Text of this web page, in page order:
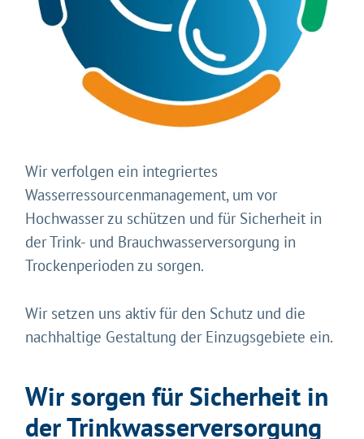
Wir verfolgen ein integriertes
Wasserressourcenmanagement, um vor
Hochwasser zu schützen und für Sicherheit in
der Trink- und Brauchwasserversorgung in
Trockenperioden zu sorgen.
Wir setzen uns aktiv für den Schutz und die
nachhaltige Gestaltung der Einzugsgebiete ein.
Wir sorgen für Sicherheit in
der Trinkwasserversorgung